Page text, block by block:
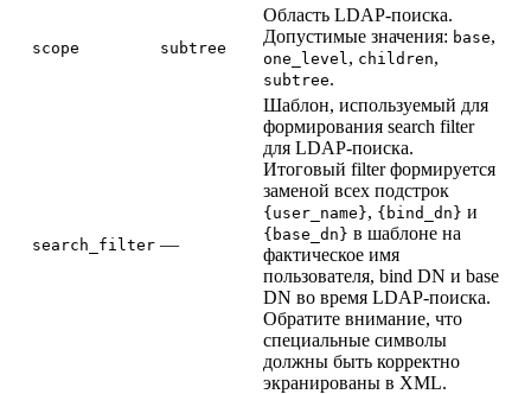
scope subtree
Область LDAP-поиска.
Допустимые значения: base,
one_level , children,
subtree.
search_filter —
Шаблон, используемый для
формирования search filter
для LDAP-поиска.
Итоговый filter формируется
заменой всех подстрок
{user_name}, {bind_dn} и
{base_dn} в шаблоне на
фактическое имя
пользователя, bind DN и base
DN во время LDAP-поиска.
Обратите внимание, что
специальные символы
должны быть корректно
экранированы в XML.